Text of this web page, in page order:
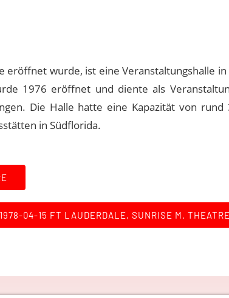
eröffnet wurde, ist eine Veranstaltungshalle
1976 eröffnet und diente als
Die Halle hatte eine Kapazität von rund
in Südflorida.
1978-04-15 FT LAUDERDALE, SUNRISE M.